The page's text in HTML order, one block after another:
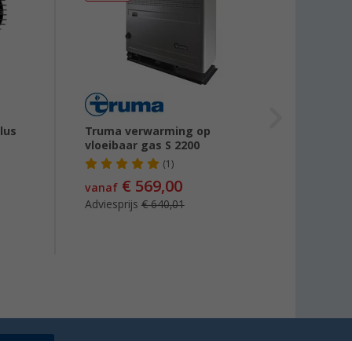
Truma verwarming op
vloeibaar gas S 2200
(1)
vanaf€ 569,00
Adviesprijs € 640,01